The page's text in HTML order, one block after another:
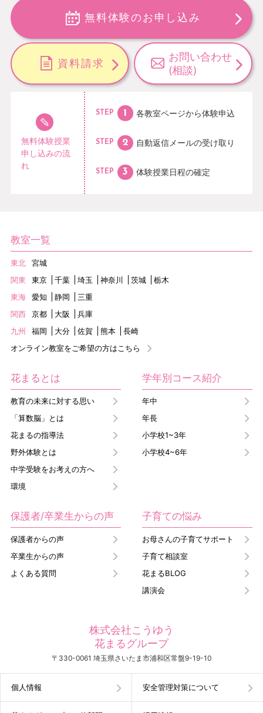
無料体験のお申し込み
資料請求
お問い合わせ
(相談)
無料体験授業
申し込みの流
れ
STEP 各教室ページから体験申込
STEP 自動返信メールの受け取り
STEP 体験授業日程の確定
教室一覧
東北
宮城
関東
東京 千葉 埼玉 神奈川 茨城
栃木
東海
愛知 静岡
三重
関西
京都 大阪
兵庫
九州
福岡 大分 佐賀 熊本
長崎
オンライン教室をご希望の方はこちら
花まるとは
教育の未来に対する思い
「算数脳」とは
花まるの指導法
野外体験とは
中学受験をお考えの方へ
環境
学年別コース紹介
年中
年長
小学校1~3年
小学校4~6年
保護者/卒業生からの声
保護者からの声
卒業生からの声
よくある質問
子育ての悩み
お母さんの子育てサポート
子育て相談室
花まるBLOG
講演会
株式会社こうゆう
花まるグループ
〒330-0061 埼玉県さいたま市浦和区常盤9-19-10
個人情報 安全管理対策について